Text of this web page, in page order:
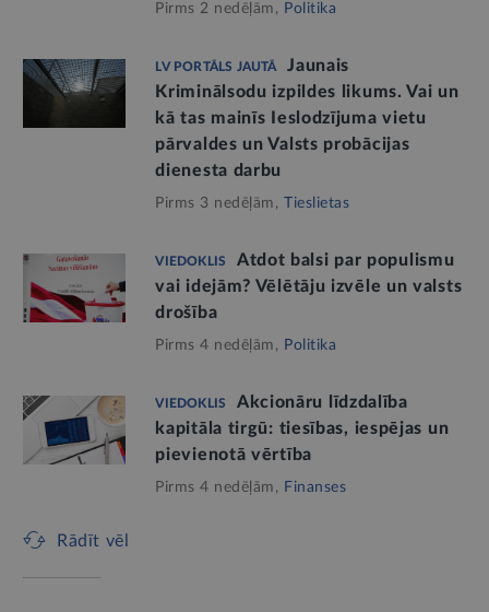
Pirms 2 nedēļām, Politika
LV PORTĀLS JAUTĀ
Jaunais
Kriminālsodu izpildes likums. Vai un
kā tas mainīs Ieslodzījuma vietu
pārvaldes un Valsts probācijas
dienesta darbu
Pirms 3 nedēļām, Tieslietas
VIEDOKLIS
Atdot balsi par populismu
vai idejām? Vēlētāju izvēle un valsts
drošība
Pirms 4 nedēļām, Politika
VIEDOKLIS
Akcionāru līdzdalība
kapitāla tirgū: tiesības, iespējas un
pievienotā vērtība
Pirms 4 nedēļām, Finanses
Rādīt vēl